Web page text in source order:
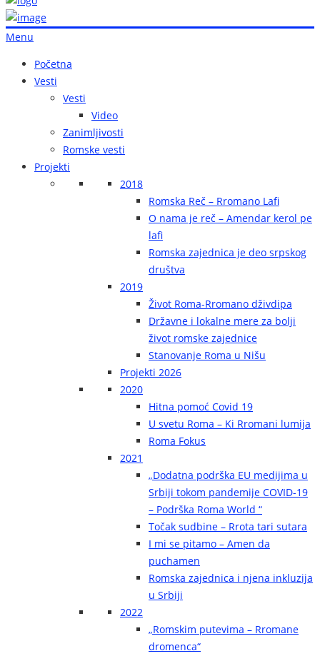
Menu
Početna
Vesti
Vesti
Video
Zanimljivosti
Romske vesti
Projekti
2018
Romska Reč – Rromano Lafi
O nama je reč – Amendar kerol pe
lafi
Romska zajednica je deo srpskog
društva
2019
Život Roma-Rromano dživdipa
Državne i lokalne mere za bolji
život romske zajednice
Stanovanje Roma u Nišu
Projekti 2026
2020
Hitna pomoć Covid 19
U svetu Roma – Ki Rromani lumija
Roma Fokus
2021
„Dodatna podrška EU medijima u
Srbiji tokom pandemije COVID-19
– Podrška Roma World “
Točak sudbine – Rrota tari sutara
I mi se pitamo – Amen da
puchamen
Romska zajednica i njena inkluzija
u Srbiji
2022
„Romskim putevima – Rromane
dromenca“